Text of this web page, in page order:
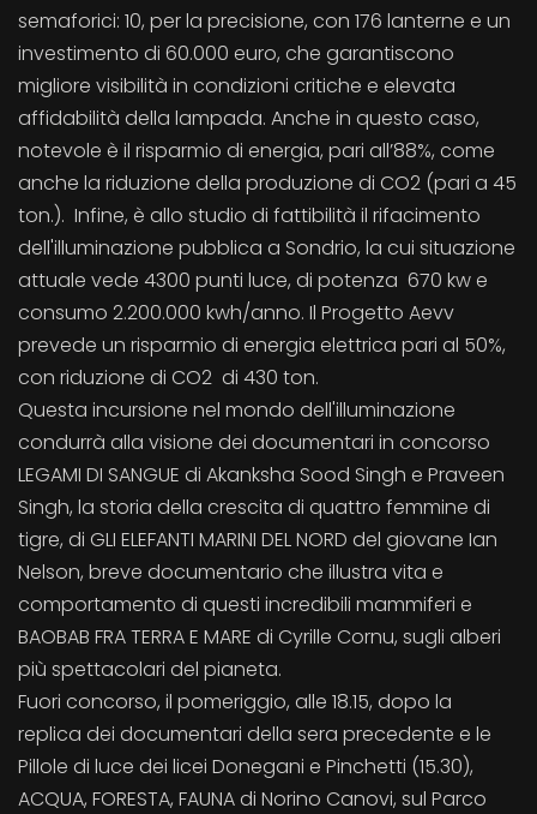
semaforici: 10, per la precisione, con 176 lanterne e un
investimento di 60.000 euro, che garantiscono
migliore visibilità in condizioni critiche e elevata
affidabilità della lampada. Anche in questo caso,
notevole è il risparmio di energia, pari all’88%, come
anche la riduzione della produzione di CO2 (pari a 45
ton.). Infine, è allo studio di fattibilità il rifacimento
dell'illuminazione pubblica a Sondrio, la cui situazione
attuale vede 4300 punti luce, di potenza 670 kw e
consumo 2.200.000 kwh/anno. Il Progetto Aevv
prevede un risparmio di energia elettrica pari al 50%,
con riduzione di CO2 di 430 ton.
Questa incursione nel mondo dell'illuminazione
condurrà alla visione dei documentari in concorso
LEGAMI DI SANGUE di Akanksha Sood Singh e Praveen
Singh, la storia della crescita di quattro femmine di
tigre, di GLI ELEFANTI MARINI DEL NORD del giovane Ian
Nelson, breve documentario che illustra vita e
comportamento di questi incredibili mammiferi e
BAOBAB FRA TERRA E MARE di Cyrille Cornu, sugli alberi
più spettacolari del pianeta.
Fuori concorso, il pomeriggio, alle 18.15, dopo la
replica dei documentari della sera precedente e le
Pillole di luce dei licei Donegani e Pinchetti (15.30),
ACQUA, FORESTA, FAUNA di Norino Canovi, sul Parco